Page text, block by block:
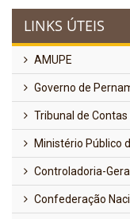
LINKS ÚTEIS
AMUPE
Governo de
Tribunal de
Ministério Público
Controladoria-
Confederação